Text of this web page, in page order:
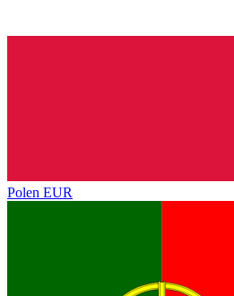
Polen EUR